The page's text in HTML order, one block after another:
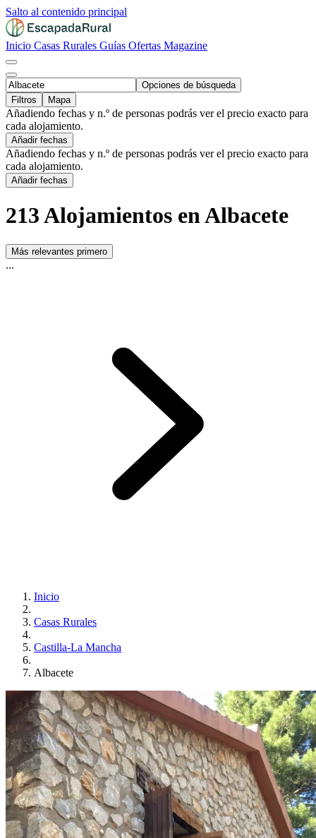
Salto al contenido principal
Inicio Casas Rurales Guías Ofertas Magazine
Opciones de búsqueda
Filtros
Mapa
Añadiendo fechas y n.º de personas podrás ver el precio exacto para
cada alojamiento.
Añadir fechas
Añadiendo fechas y n.º de personas podrás ver el precio exacto para
cada alojamiento.
Añadir fechas
213 Alojamientos en Albacete
Más relevantes primero
...
Inicio
Casas Rurales
Castilla-La Mancha
Albacete